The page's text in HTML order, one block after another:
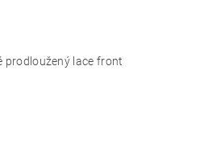
prodloužený lace front